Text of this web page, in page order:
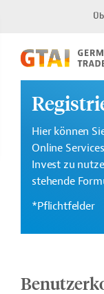
Hier können
Online
Invest zu
stehende
*Pflichtfelder